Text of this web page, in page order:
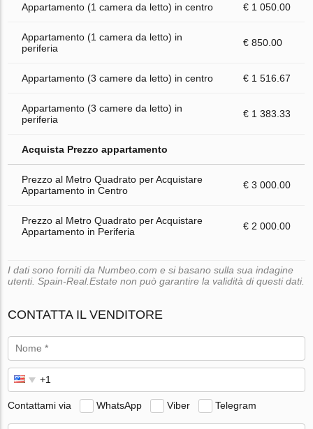
Appartamento (1 camera da letto) in centro € 1 050.00
Appartamento (1 camera da letto) in
periferia
€ 850.00
Appartamento (3 camere da letto) in centro € 1 516.67
Appartamento (3 camere da letto) in
periferia
€ 1 383.33
Acquista Prezzo appartamento
Prezzo al Metro Quadrato per Acquistare
Appartamento in Centro
€ 3 000.00
Prezzo al Metro Quadrato per Acquistare
Appartamento in Periferia
€ 2 000.00
I dati sono forniti da Numbeo.com e si basano sulla sua indagine
utenti. Spain-Real.Estate non può garantire la validità di questi dati.
CONTATTA IL VENDITORE
Contattami via WhatsApp Viber Telegram